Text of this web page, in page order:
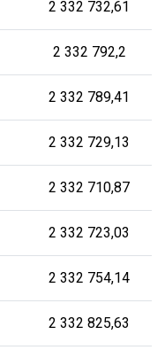
2 332 732,61
2 332 792,2
2 332 789,41
2 332 729,13
2 332 710,87
2 332 723,03
2 332 754,14
2 332 825,63